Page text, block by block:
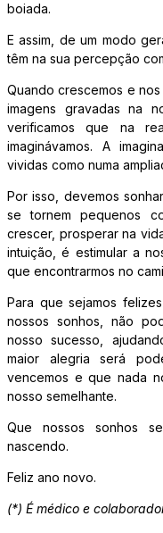
boiada.
E assim, de um modo
têm na sua percepção
Quando crescemos e
imagens gravadas na
verificamos que na
imaginávamos. A
vividas como numa
Por isso, devemos
se tornem pequenos
crescer, prosperar na
intuição, é estimular a
que encontrarmos no
Para que sejamos
nossos sonhos, não
nosso sucesso,
maior alegria será
vencemos e que nada
nosso semelhante.
Que nossos sonhos
nascendo.
Feliz ano novo.
(*) É médico e